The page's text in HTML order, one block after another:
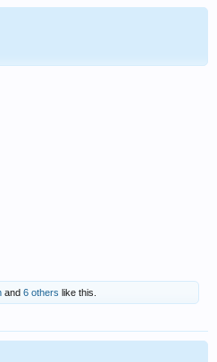
and 6 others like this.